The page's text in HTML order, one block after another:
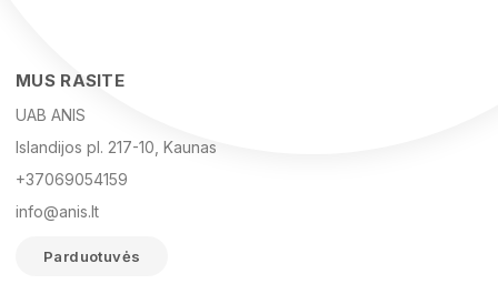
MUS RASITE
UAB ANIS
Islandijos pl. 217-10, Kaunas
+37069054159
info@anis.lt
Parduotuvės